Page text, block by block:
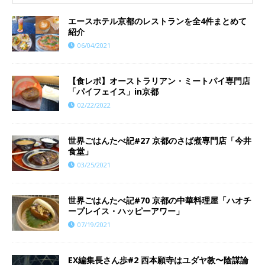
エースホテル京都のレストランを全4件まとめて
紹介
06/04/2021
【食レポ】オーストラリアン・ミートパイ専門店
「パイフェイス」in京都
02/22/2022
世界ごはんたべ記#27 京都のさば煮専門店「今井
食堂」
03/25/2021
世界ごはんたべ記#70 京都の中華料理屋「ハオチ
ープレイス・ハッピーアワー」
07/19/2021
EX編集長さん歩#2 西本願寺はユダヤ教〜陰謀論